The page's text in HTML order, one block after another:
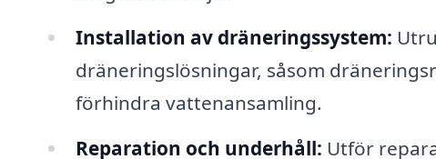
Installation av dräneringssystem:
dräneringslösningar, såsom
förhindra vattenansamling.
Reparation och underhåll: Utför